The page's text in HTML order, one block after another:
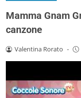
Mamma Gnam
canzone
Valentina Rorato -